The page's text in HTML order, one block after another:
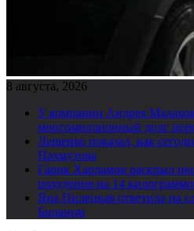
8 августа, 2026
У компании Андрея
многомиллионный долг
Лещенко показал, как
Пахмутова
Гарик Харламов раскрыл
похудения на 14
Яна Пилецкая ответила на
Биланом